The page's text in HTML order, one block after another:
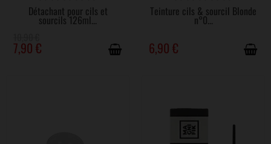
Détachant pour cils et
sourcils 126ml...
7,90 €
Teinture cils & sourcil Blonde
n°0...
6,90 €